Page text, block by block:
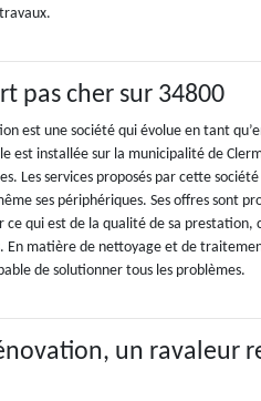
pas cher sur 34800
est une société qui évolue en tant
est installée sur la municipalité de
Les services proposés par cette
ses périphériques. Ses offres sont
ce qui est de la qualité de sa
En matière de nettoyage et de
de solutionner tous les problèmes.
un ravaleur